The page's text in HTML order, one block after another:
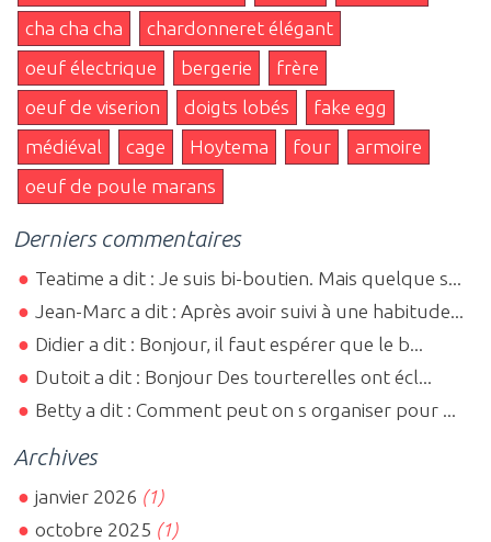
cha cha cha
chardonneret élégant
oeuf électrique
bergerie
frère
oeuf de viserion
doigts lobés
fake egg
médiéval
cage Hoytema four
armoire
oeuf de poule marans
Derniers commentaires
Teatime a dit : Je suis bi-boutien. Mais quelque s...
Jean-Marc a dit : Après avoir suivi à une habitude...
Didier a dit : Bonjour, il faut espérer que le b...
Dutoit a dit : Bonjour Des tourterelles ont écl...
Betty a dit : Comment peut on s organiser pour ...
Archives
janvier 2026 (1)
octobre 2025 (1)